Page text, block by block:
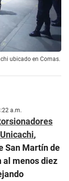
ubicado en Comas.
a.m.
,
San Martín de
al menos diez